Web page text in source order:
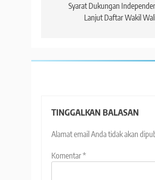
Syarat Dukungan
Lanjut Daftar Wakil
TINGGALKAN BALASAN
Alamat email Anda tidak akan
Komentar*